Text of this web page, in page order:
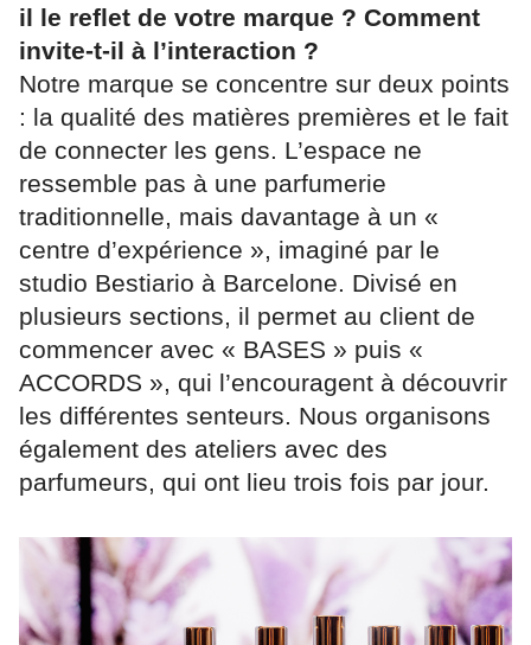
il le reflet de votre marque ? Comment
invite-t-il à l’interaction ?
Notre marque se concentre sur deux points
: la qualité des matières premières et le fait
de connecter les gens. L’espace ne
ressemble pas à une parfumerie
traditionnelle, mais davantage à un «
centre d’expérience », imaginé par le
studio Bestiario à Barcelone. Divisé en
plusieurs sections, il permet au client de
commencer avec « BASES » puis «
ACCORDS », qui l’encouragent à découvrir
les différentes senteurs. Nous organisons
également des ateliers avec des
parfumeurs, qui ont lieu trois fois par jour.